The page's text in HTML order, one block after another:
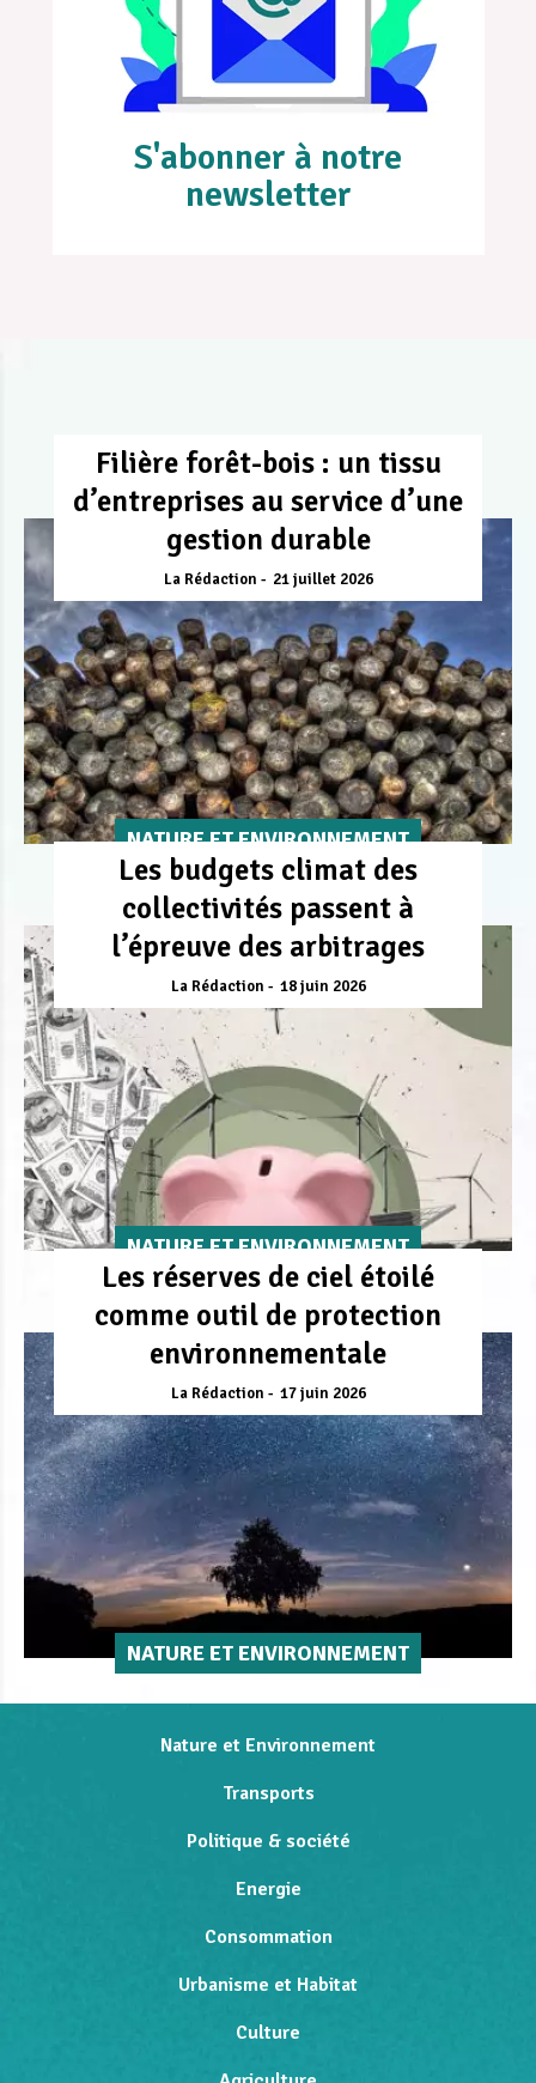
S'abonner à notre
newsletter
Filière forêt-bois : un tissu
d’entreprises au service d’une
gestion durable
La Rédaction 21 juillet 2026
NATURE ET ENVIRONNEMENT
Les budgets climat des
collectivités passent à
l’épreuve des arbitrages
La Rédaction 18 juin 2026
NATURE ET ENVIRONNEMENT
Les réserves de ciel étoilé
comme outil de protection
environnementale
La Rédaction 17 juin 2026
NATURE ET ENVIRONNEMENT
Nature et Environnement
Transports
Politique & société
Energie
Consommation
Urbanisme et Habitat
Culture